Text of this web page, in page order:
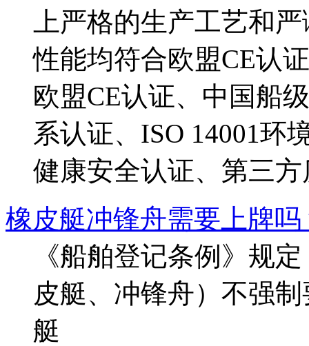
上严格的生产工艺和
性能均符合欧盟CE认
欧盟CE认证、中国船
系认证、ISO 14001环
健康安全认证、第三
橡皮艇冲锋舟需要上牌吗
《船舶登记条例》规
皮艇、冲锋舟）不强
艇